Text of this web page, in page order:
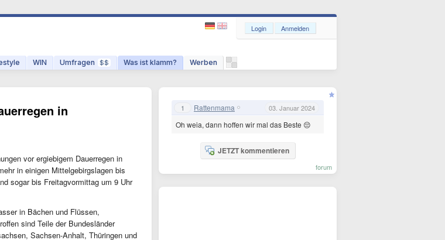
WIN Umfragen $$ Was ist klamm? Werben
Login Anmelden
in
vor ergiebigem Dauerregen in
in einigen Mittelgebirgslagen bis
sogar bis Freitagvormittag um 9 Uhr
in Bächen und Flüssen,
sind Teile der Bundesländer
Sachsen-Anhalt, Thüringen und
1 Rattenmama 03. Januar 2024
Oh weia, dann hoffen wir mal das Beste 😔
JETZT kommentieren
forum